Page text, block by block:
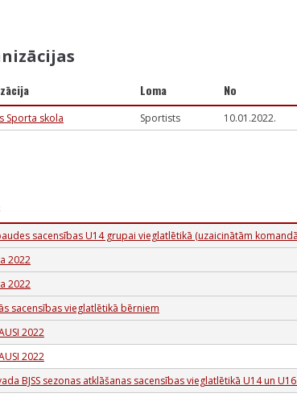
Loma No
Sporta skola Sportists 10.01.2022.
sacensības U14 grupai vieglatlētikā (uzaicinātām
2022
2022
sacensības vieglatlētikā bērniem
2022
2022
BJSS sezonas atklāšanas sacensības vieglatlētikā U14 un